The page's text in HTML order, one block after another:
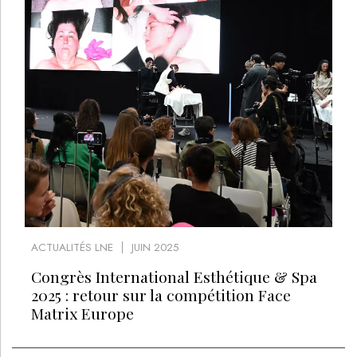
ACTUALITÉS LNE JUIN 2025
Congrès International Esthétique & Spa
2025 : retour sur la compétition Face
Matrix Europe